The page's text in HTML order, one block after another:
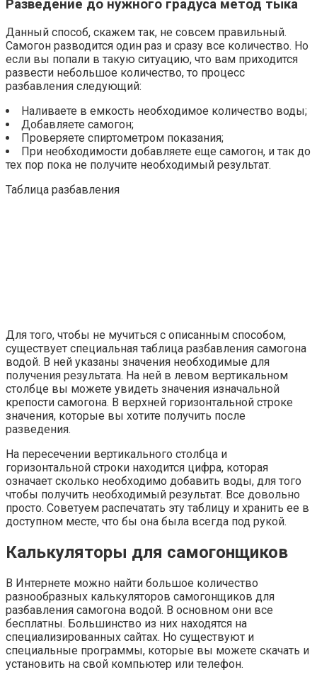
Разведение до нужного градуса метод тыка
Данный способ, скажем так, не совсем правильный.
Самогон разводится один раз и сразу все количество. Но
если вы попали в такую ситуацию, что вам приходится
развести небольшое количество, то процесс
разбавления следующий:
Наливаете в емкость необходимое количество воды;
Добавляете самогон;
Проверяете спиртометром показания;
При необходимости добавляете еще самогон, и так до
тех пор пока не получите необходимый результат.
Таблица разбавления
Для того, чтобы не мучиться с описанным способом,
существует специальная таблица разбавления самогона
водой. В ней указаны значения необходимые для
получения результата. На ней в левом вертикальном
столбце вы можете увидеть значения изначальной
крепости самогона. В верхней горизонтальной строке
значения, которые вы хотите получить после
разведения.
На пересечении вертикального столбца и
горизонтальной строки находится цифра, которая
означает сколько необходимо добавить воды, для того
чтобы получить необходимый результат. Все довольно
просто. Советуем распечатать эту таблицу и хранить ее в
доступном месте, что бы она была всегда под рукой.
Калькуляторы для самогонщиков
В Интернете можно найти большое количество
разнообразных калькуляторов самогонщиков для
разбавления самогона водой. В основном они все
бесплатны. Большинство из них находятся на
специализированных сайтах. Но существуют и
специальные программы, которые вы можете скачать и
установить на свой компьютер или телефон.